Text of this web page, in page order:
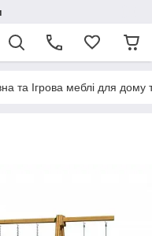
та Ігрова меблі для дому